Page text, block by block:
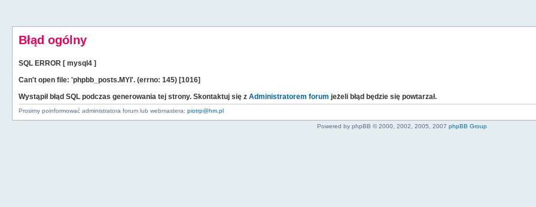
Błąd ogólny
SQL ERROR [ mysql4 ]
Can't open file: 'phpbb_posts.MYI'. (errno: 145) [1016]
Wystąpił błąd SQL podczas generowania tej strony. Skontaktuj się z Administratorem forum jeżeli błąd będzie się powtarzał.
Prosimy poinformować administratora forum lub webmastera: piotrp@hm.pl
Powered by phpBB © 2000, 2002, 2005, 2007 phpBB Group